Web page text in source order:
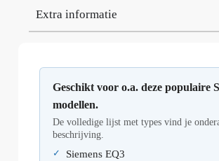
Extra informatie
Geschikt voor o.a. deze populaire
modellen.
De volledige lijst met types vind je
beschrijving.
Siemens EQ3